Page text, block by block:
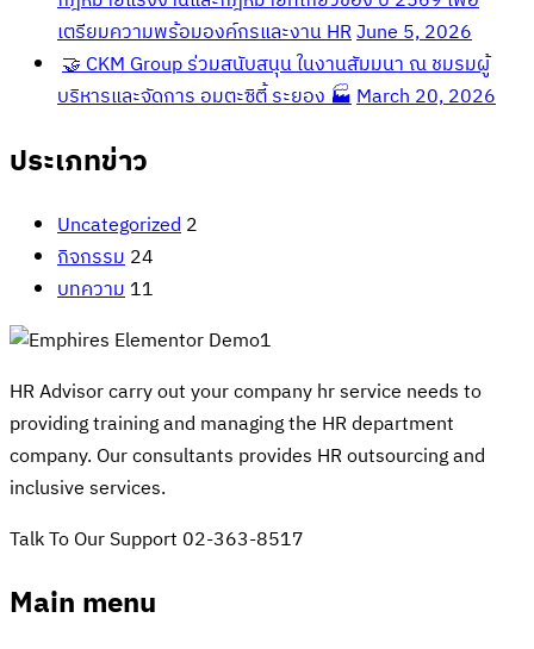
เตรียมความพร้อมองค์กรและงาน HRJune 5, 2026
🤝 CKM Group ร่วมสนับสนุน ในงานสัมมนา ณ ชมรมผู้
บริหารและจัดการ อมตะซิตี้ ระยอง 🏭March 20, 2026
ประเภทข่าว
Uncategorized2
กิจกรรม24
บทความ11
HR Advisor carry out your company hr service needs to
providing training and managing the HR department
company. Our consultants provides HR outsourcing and
inclusive services.
Talk To Our Support 02-363-8517
Main menu